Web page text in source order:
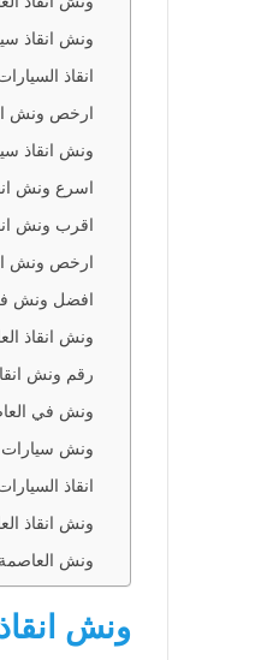
ونش انقاذ
انقاذ
ارخص ونش
ونش انقاذ
اسرع ونش
اقرب ونش
ارخص ونش
افضل ونش في
ونش انقاذ
رقم ونش
ونش في
ونش سيارات
انقاذ
ونش انقاذ
ونش العاصمة
ونش